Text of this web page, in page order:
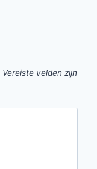
Vereiste velden zijn